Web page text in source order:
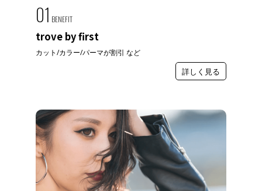
01 BENEFIT
trove by first
カット/カラー/パーマが割引 など
詳しく見る